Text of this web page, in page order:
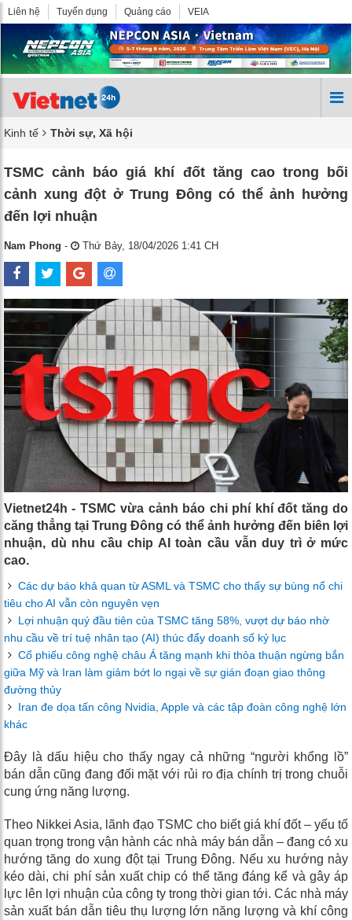
Liên hệ Tuyển dụng Quảng cáo VEIA
Kinh tế Thời sự, Xã hội
TSMC cảnh báo giá khí đốt tăng cao trong bối
cảnh xung đột ở Trung Đông có thể ảnh hưởng
đến lợi nhuận
Nam Phong - Thứ Bảy, 18/04/2026 1:41 CH
Vietnet24h - TSMC vừa cảnh báo chi phí khí đốt tăng do
căng thẳng tại Trung Đông có thể ảnh hưởng đến biên lợi
nhuận, dù nhu cầu chip AI toàn cầu vẫn duy trì ở mức
cao.
Các dự báo khả quan từ ASML và TSMC cho thấy sự bùng nổ chi
tiêu cho AI vẫn còn nguyên vẹn
Lợi nhuận quý đầu tiên của TSMC tăng 58%, vượt dự báo nhờ
nhu cầu về trí tuệ nhân tạo (AI) thúc đẩy doanh số kỷ lục
Cổ phiếu công nghệ châu Á tăng mạnh khi thỏa thuận ngừng bắn
giữa Mỹ và Iran làm giảm bớt lo ngại về sự gián đoạn giao thông
đường thủy
Iran đe dọa tấn công Nvidia, Apple và các tập đoàn công nghệ lớn
khác
Đây là dấu hiệu cho thấy ngay cả những “người khổng lồ”
bán dẫn cũng đang đối mặt với rủi ro địa chính trị trong chuỗi
cung ứng năng lượng.
Theo Nikkei Asia, lãnh đạo TSMC cho biết giá khí đốt – yếu tố
quan trọng trong vận hành các nhà máy bán dẫn – đang có xu
hướng tăng do xung đột tại Trung Đông. Nếu xu hướng này
kéo dài, chi phí sản xuất chip có thể tăng đáng kể và gây áp
lực lên lợi nhuận của công ty trong thời gian tới. Các nhà máy
sản xuất bán dẫn tiêu thụ lượng lớn năng lượng và khí công